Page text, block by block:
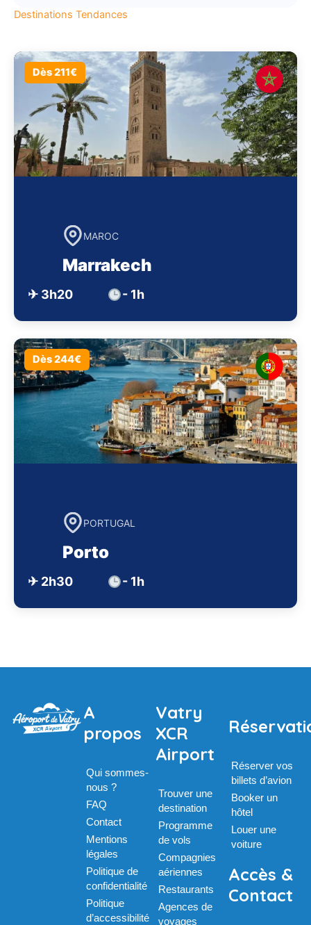
Destinations Tendances
Dès 211€
MAROC
Marrakech
✈ 3h20 - 1h
Dès 244€
PORTUGAL
Porto
✈ 2h30 - 1h
A
propos
Qui sommes-
nous ?
FAQ
Contact
Mentions
légales
Politique de
confidentialité
Politique
d’accessibilité
Vatry
XCR
Airport
Trouver une
destination
Programme
de vols
Compagnies
aériennes
Restaurants
Agences de
voyages
Réserver vos
billets d’avion
Booker un
hôtel
Louer une
voiture
Accès &
Contact